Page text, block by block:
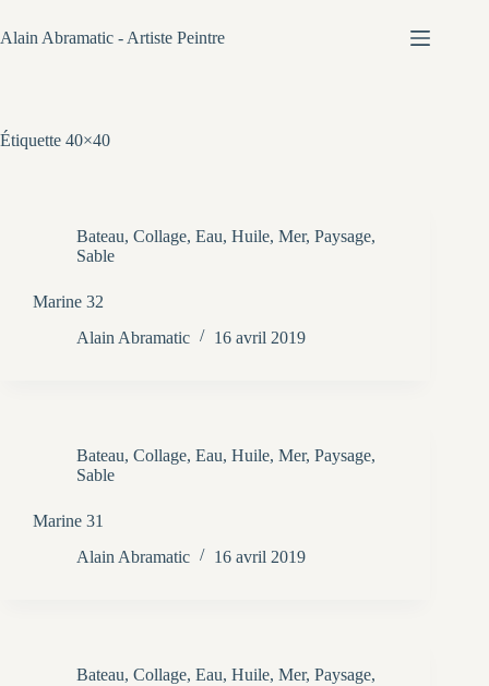
au
contenu
Alain Abramatic - Artiste Peintre
Étiquette 40×40
Bateau, Collage, Eau, Huile, Mer, Paysage,
Sable
Marine 32
Alain Abramatic
16 avril 2019
Bateau, Collage, Eau, Huile, Mer, Paysage,
Sable
Marine 31
Alain Abramatic
16 avril 2019
Bateau, Collage, Eau, Huile, Mer, Paysage,